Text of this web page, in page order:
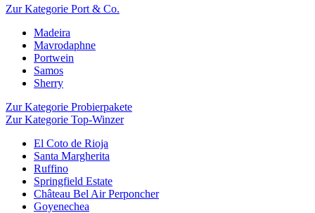
Zur Kategorie Port & Co.
Madeira
Mavrodaphne
Portwein
Samos
Sherry
Zur Kategorie Probierpakete
Zur Kategorie Top-Winzer
El Coto de Rioja
Santa Margherita
Ruffino
Springfield Estate
Château Bel Air Perponcher
Goyenechea